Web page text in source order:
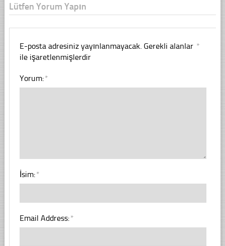
Lütfen Yorum Yapın
E-posta adresiniz yayınlanmayacak. Gerekli alanlar *
ile işaretlenmişlerdir
Yorum:*
İsim:*
Email Address:*